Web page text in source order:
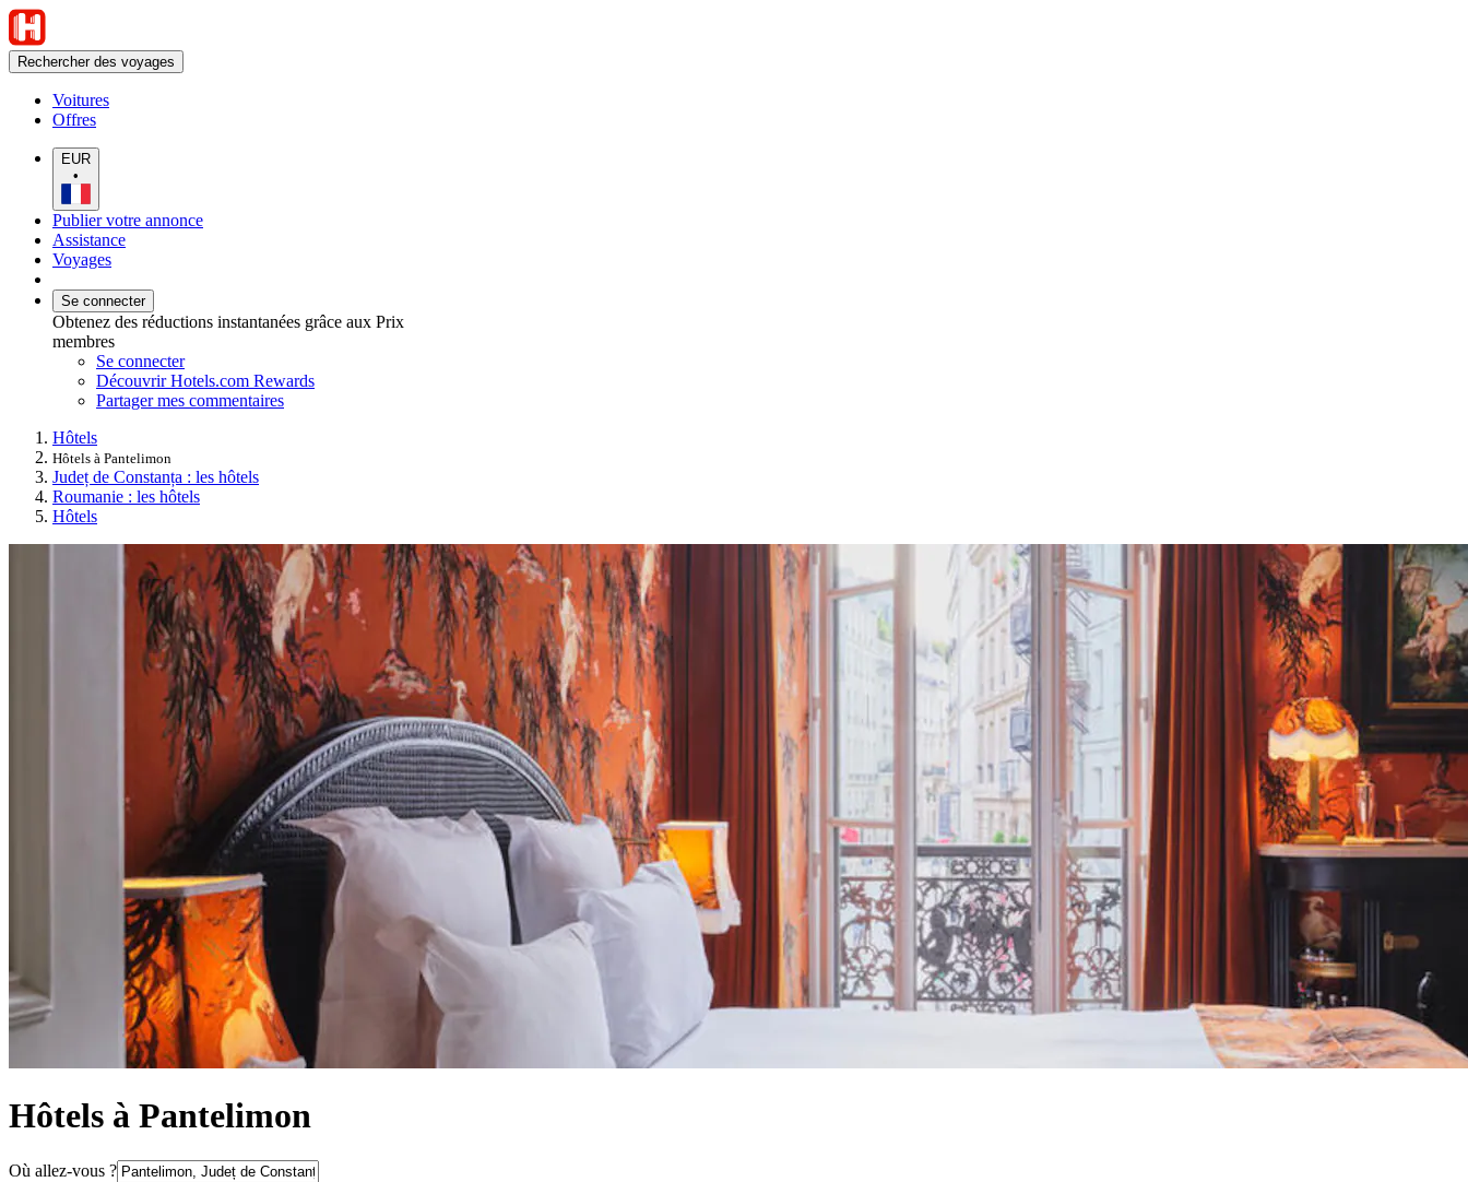
Rechercher des voyages
Voitures
Offres
EUR
•
Publier votre annonce
Assistance
Voyages
Se connecter
Obtenez des réductions instantanées grâce aux Prix
membres
Se connecter
Découvrir Hotels.com Rewards
Partager mes commentaires
Hôtels
Hôtels à Pantelimon
Județ de Constanța : les hôtels
Roumanie : les hôtels
Hôtels
Hôtels à Pantelimon
Où allez-vous ?